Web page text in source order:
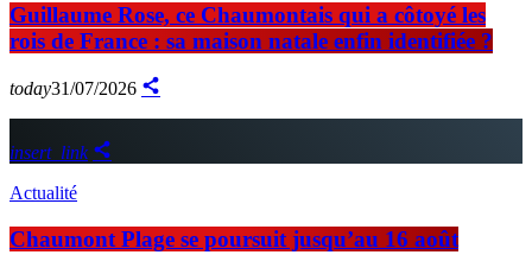
Guillaume Rose, ce Chaumontais qui a côtoyé les
rois de France : sa maison natale enfin identifiée ?
today31/07/2026
insert_link
Actualité
Chaumont Plage se poursuit jusqu’au 16 août